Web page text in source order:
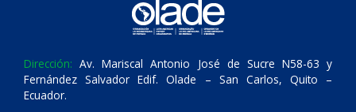
Dirección: Av. Mariscal Antonio José de Sucre N58-63 y
Fernández Salvador Edif. Olade – San Carlos, Quito –
Ecuador.